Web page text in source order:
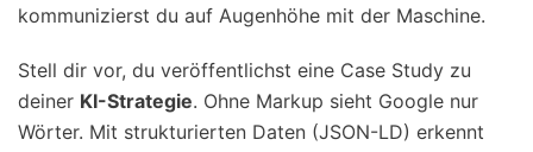
kommunizierst du auf Augenhöhe mit der Maschine.
Stell dir vor, du veröffentlichst eine Case Study zu
deiner KI-Strategie. Ohne Markup sieht Google nur
Wörter. Mit strukturierten Daten (JSON-LD) erkennt